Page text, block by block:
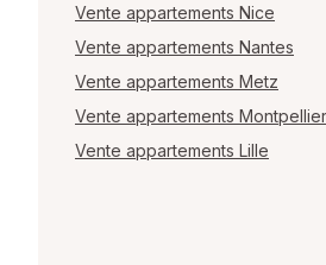
Vente appartements Nice
Vente appartements Nantes
Vente appartements Metz
Vente appartements Montpellier
Vente appartements Lille